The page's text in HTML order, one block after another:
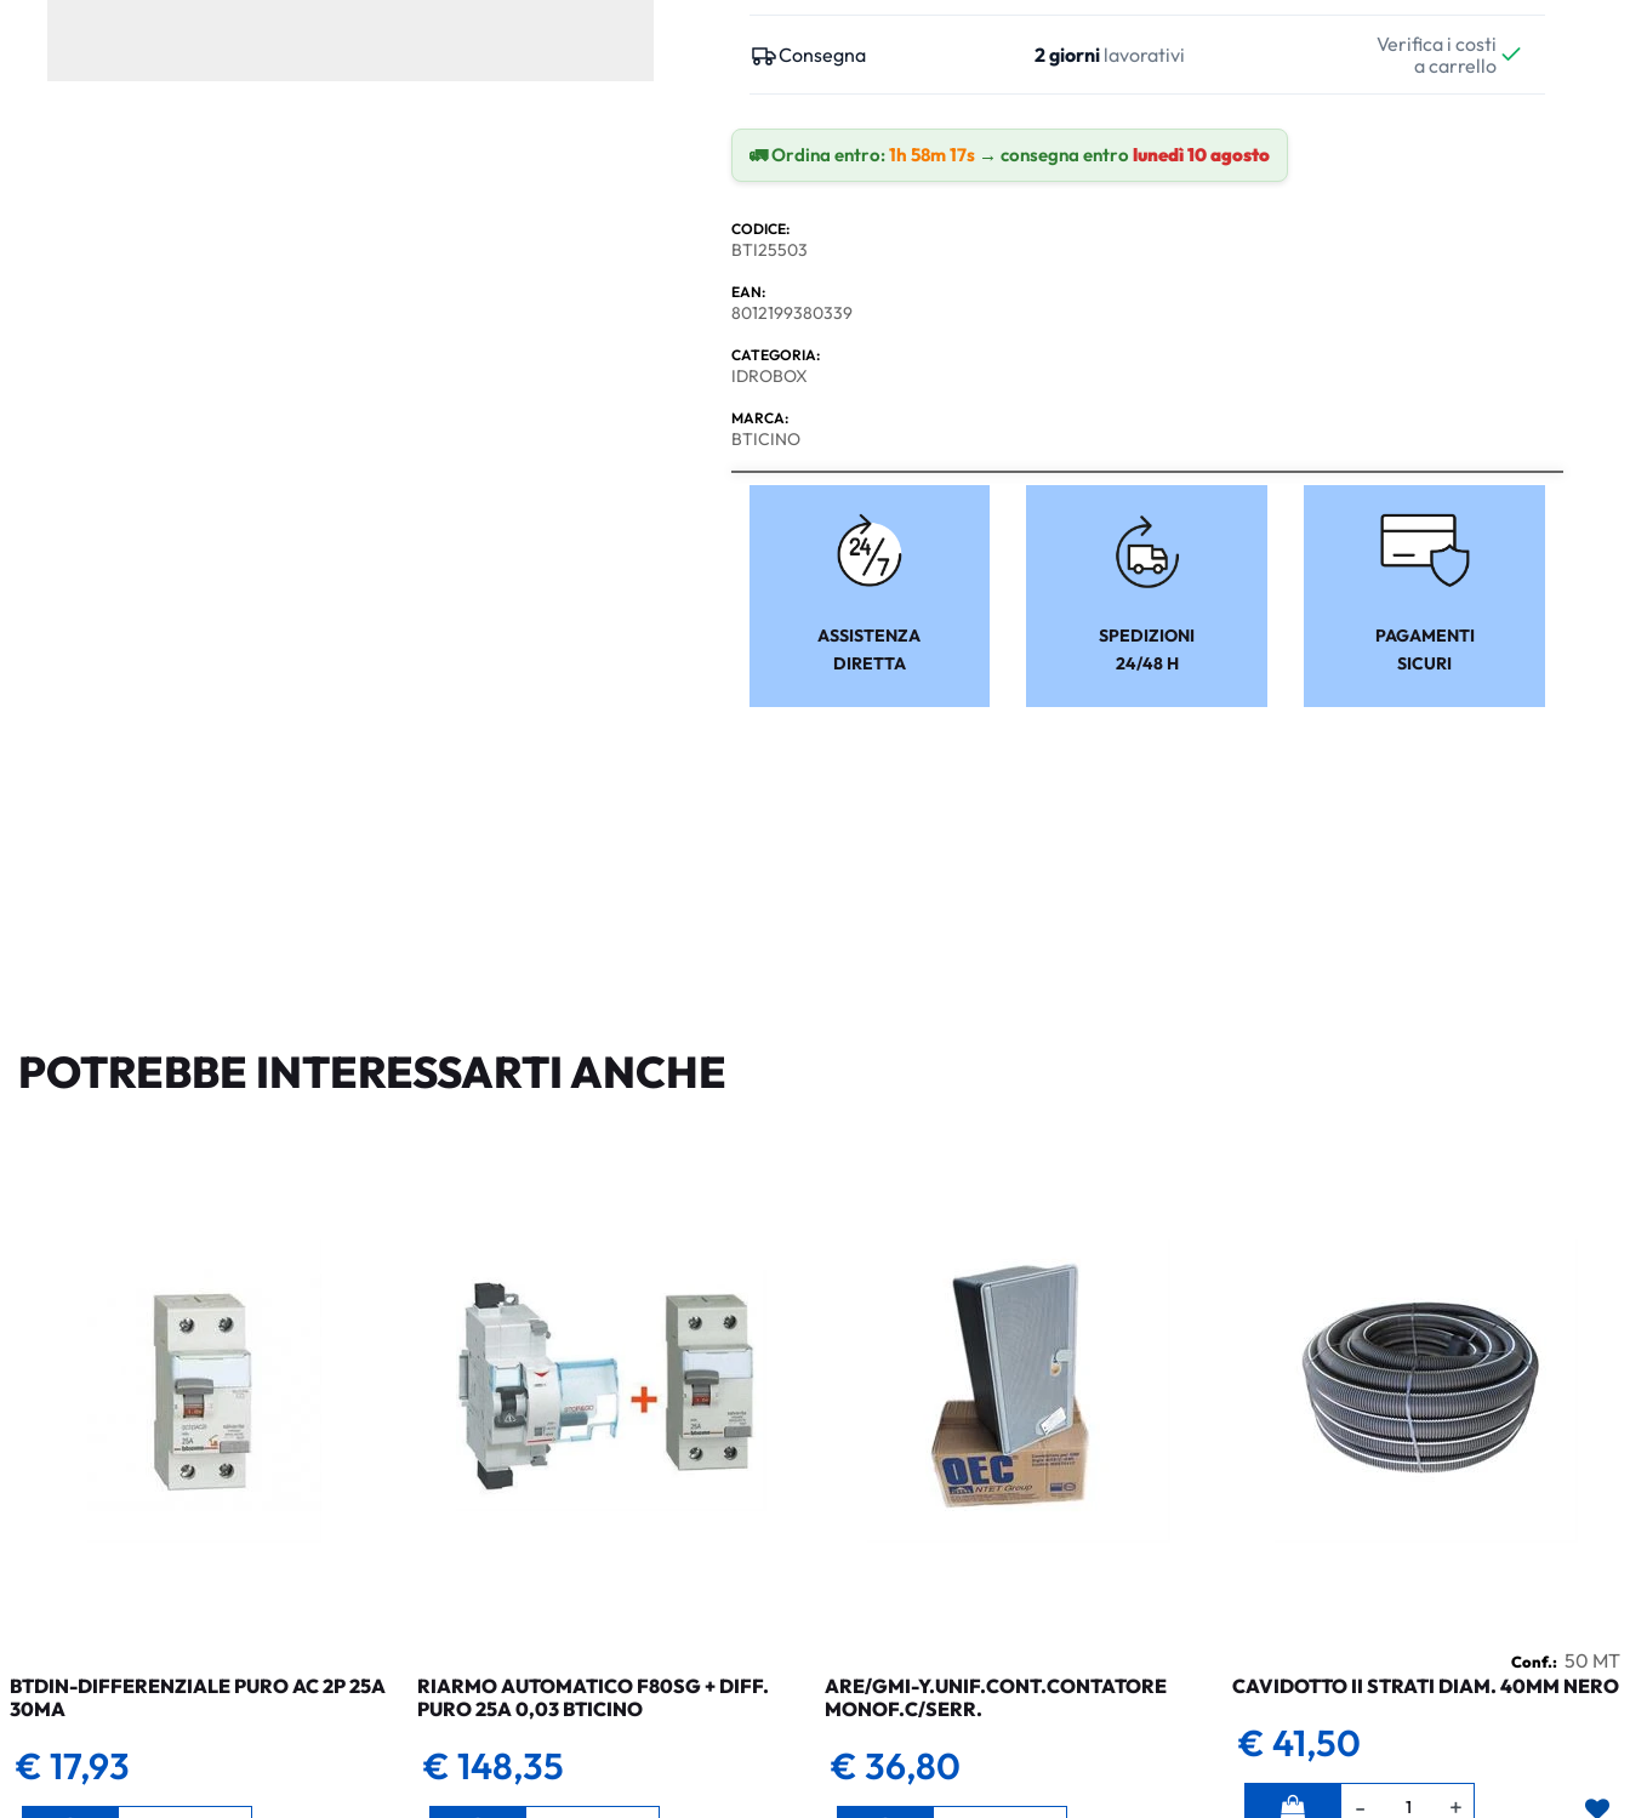
Consegna 2 giornilavorativi
Verifica i costi
a carrello
🚛 Ordina entro:1h 58m 16s → consegna entrolunedì 10 agosto
CODICE:
BTI25503
EAN:
8012199380339
CATEGORIA:
IDROBOX
MARCA:
BTICINO
ASSISTENZA
DIRETTA
SPEDIZIONI
24/48 H
PAGAMENTI
SICURI
POTREBBE INTERESSARTI ANCHE
BTDIN-DIFFERENZIALE PURO AC 2P 25A
30MA
€ 17,93
RIARMO AUTOMATICO F80SG + DIFF.
PURO 25A 0,03 BTICINO
€ 148,35
ARE/GMI-Y.UNIF.CONT.CONTATORE
MONOF.C/SERR.
€ 36,80
Conf.: 50 MT
CAVIDOTTO II STRATI DIAM. 40MM NERO
€ 41,50
Quantità